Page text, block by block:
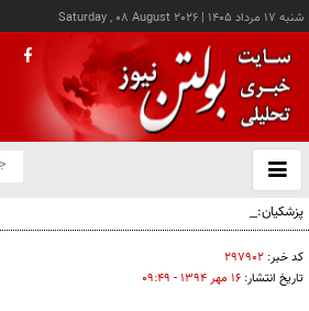
شنبه ۱۷ مرداد ۱۴۰۵ |
Saturday , 08 August 2026
باز
و
پزشکیان: خدمت بی‌منت و مشارکت مردمی، پایه حل
کد خبر: ۲۹۷۹۰۲
تاریخ انتشار: ۱۶ مهر ۱۳۹۴ - ۰۹:۴۹